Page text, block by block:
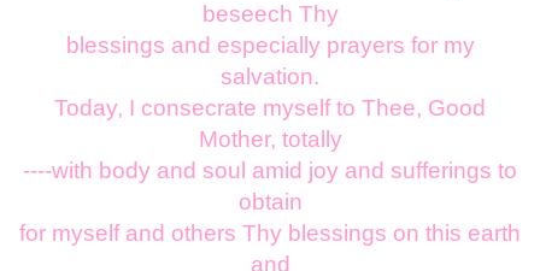
beseech Thy
blessings and especially prayers for my
salvation.
Today, I consecrate myself to Thee, Good
Mother, totally
----with body and soul amid joy and sufferings to
obtain
for myself and others Thy blessings on this earth
and